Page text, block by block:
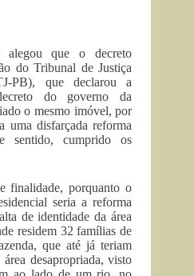
que o decreto
do Tribunal de Justiça
PB), que declarou a
do governo da
o mesmo imóvel, por
uma disfarçada reforma
sentido, cumprido os
finalidade, porquanto o
seria a reforma
de identidade da área
residem 32 famílias de
que até já teriam
desapropriada, visto